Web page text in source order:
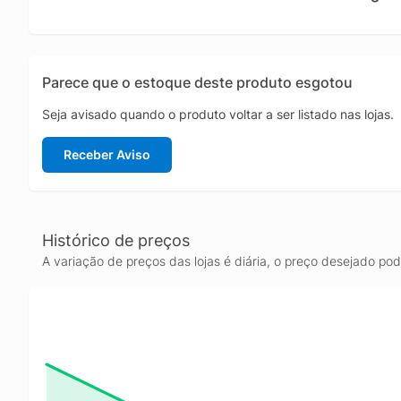
Parece que o estoque deste produto esgotou
Seja avisado quando o produto voltar a ser listado nas lojas.
Receber Aviso
Histórico de preços
A variação de preços das lojas é diária, o preço desejado